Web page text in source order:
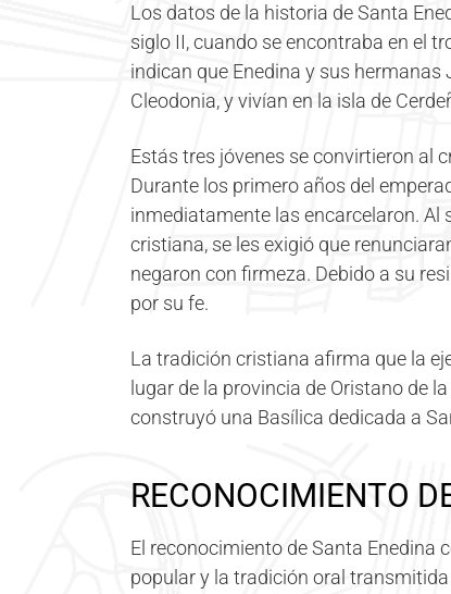
Los datos de la historia de Santa
siglo II, cuando se encontraba en el
indican que Enedina y sus
Cleodonia, y vivían en la isla de
Estás tres jóvenes se convirtieron al
Durante los primero años del
inmediatamente las encarcelaron. Al
cristiana, se les exigió que
negaron con firmeza. Debido a su
por su fe.
La tradición cristiana afirma que la
lugar de la provincia de Oristano de
construyó una Basílica dedicada a
RECONOCIMIENTO
El reconocimiento de Santa Enedina
popular y la tradición oral